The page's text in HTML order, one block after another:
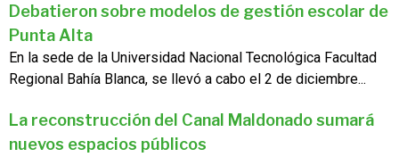
Debatieron sobre modelos de gestión escolar de
Punta Alta
En la sede de la Universidad Nacional Tecnológica Facultad
Regional Bahía Blanca, se llevó a cabo el 2 de diciembre...
La reconstrucción del Canal Maldonado sumará
nuevos espacios públicos